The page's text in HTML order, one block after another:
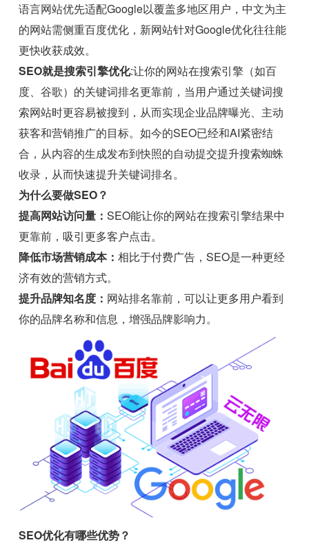
语言网站优先适配Google以覆盖多地区用户，中文为主
的网站需侧重百度优化，新网站针对Google优化往往能
更快收获成效。
SEO就是搜索引擎优化:让你的网站在搜索引擎（如百
度、谷歌）的关键词排名更靠前，当用户通过关键词搜
索网站时更容易被搜到，从而实现企业品牌曝光、主动
获客和营销推广的目标。如今的SEO已经和AI紧密结
合，从内容的生成发布到快照的自动提交提升搜索蜘蛛
收录，从而快速提升关键词排名。
为什么要做SEO？
提高网站访问量：SEO能让你的网站在搜索引擎结果中
更靠前，吸引更多客户点击。
降低市场营销成本：相比于付费广告，SEO是一种更经
济有效的营销方式。
提升品牌知名度： 网站排名靠前，可以让更多用户看到
你的品牌名称和信息，增强品牌影响力。
SEO优化有哪些优势？